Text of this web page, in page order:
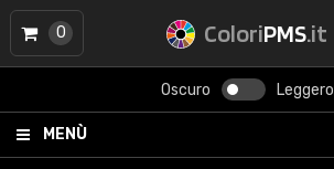
ColoriPMS.it
Oscuro Leggero
MENÙ
0